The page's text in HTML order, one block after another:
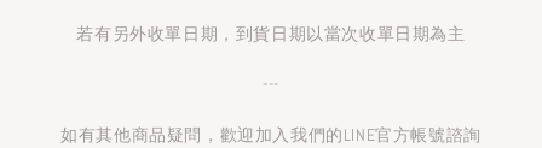
若有另外收單日期，到貨日期以當次收單日期為主
---
如有其他商品疑問，歡迎加入我們的LINE官方帳號諮詢